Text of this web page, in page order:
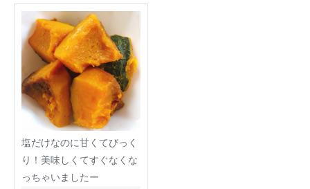
塩だけなのに甘くてびっく
り！美味しくてすぐなくな
っちゃいましたー